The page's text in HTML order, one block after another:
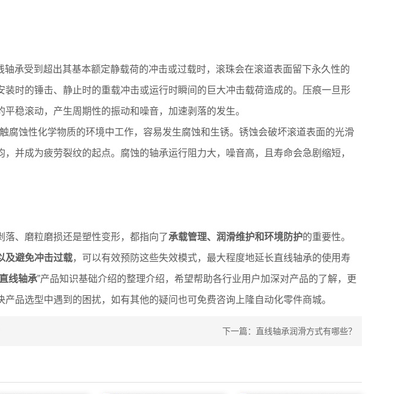
轴承受到超出其基本额定静载荷的冲击或过载时，滚珠会在滚道表面留下永久性的
装时的锤击、静止时的重载冲击或运行时瞬间的巨大冲击载荷造成的。压痕一旦形
稳滚动，产生周期性的振动和噪音，加速剥落的发生。
腐蚀性化学物质的环境中工作，容易发生腐蚀和生锈。锈蚀会破坏滚道表面的光滑
并成为疲劳裂纹的起点。腐蚀的轴承运行阻力大，噪音高，且寿命会急剧缩短，
、磨粒磨损还是塑性变形，都指向了承载管理、润滑维护和环境防护的重要性。
及避免冲击过载，可以有效预防这些失效模式，最大程度地延长直线轴承的使用寿
直线轴承”产品知识基础介绍的整理介绍，希望帮助各行业用户加深对产品的了解，更
品选型中遇到的困扰，如有其他的疑问也可免费咨询上隆自动化零件商城。
下一篇： 直线轴承润滑方式有哪些？